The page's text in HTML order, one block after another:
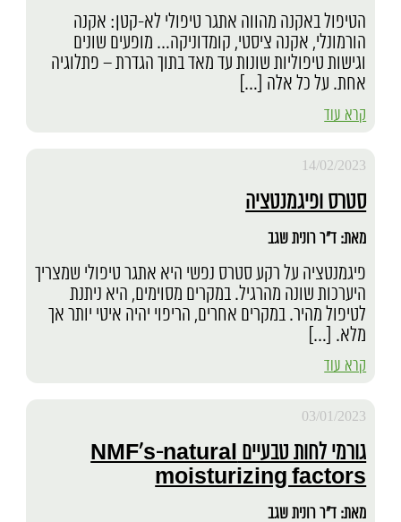
הטיפול באקנה מהווה אתגר טיפולי לא-קטן: אקנה
הורמונלי, אקנה ציסטי, קומדוניקה… מופעים שונים
וגישות טיפוליות שונות עד מאד בתוך הגדרת – פתלוגיה
אחת. על כל אלה […]
קרא עוד
14/02/2023
סטרס ופיגמנטציה
מאת: ד"ר רונית שגב
פיגמנטציה על רקע סטרס נפשי היא אתגר טיפולי שמצריך
היערכות שונה מהרגיל. במקרים מסוימים, היא ניתנת
לטיפול מהיר. במקרים אחרים, הריפוי יהיה איטי יותר אך
מלא. […]
קרא עוד
03/01/2023
גורמי לחות טבעיים NMF's-natural
moisturizing factors
מאת: ד"ר רונית שגב